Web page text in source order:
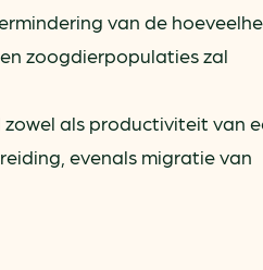
van de
zoogdierpopulaties zal
als productiviteit van
evenals migratie van